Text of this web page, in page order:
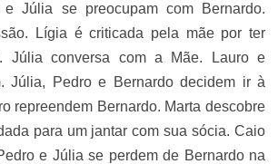
e Júlia se preocupam com Bernardo.
Lígia é criticada pela mãe por ter
Júlia conversa com a Mãe. Lauro e
Júlia, Pedro e Bernardo decidem ir à
repreendem Bernardo. Marta descobre
para um jantar com sua sócia. Caio
e Júlia se perdem de Bernardo na